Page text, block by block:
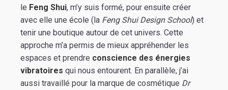
le Feng Shui, m’y suis formé, pour ensuite créer
avec elle une école (la Feng Shui Design School) et
tenir une boutique autour de cet univers. Cette
approche m’a permis de mieux appréhender les
espaces et prendre conscience des énergies
vibratoires qui nous entourent. En parallèle, j’ai
aussi travaillé pour la marque de cosmétique Dr